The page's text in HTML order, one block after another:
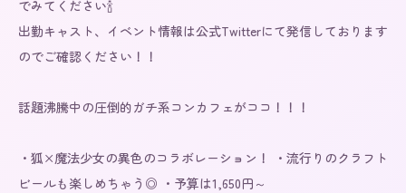
でみてください🍾
出勤キャスト、イベント情報は公式Twitterにて発信しております
のでご確認ください！！
話題沸騰中の圧倒的ガチ系コンカフェがココ！！！
・狐×魔法少女の異色のコラボレーション！ ・流行りのクラフト
ビールも楽しめちゃう◎ ・予算は1,650円～